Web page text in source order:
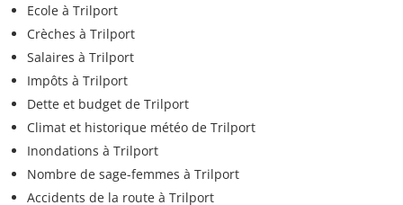
Ecole à Trilport
Crèches à Trilport
Salaires à Trilport
Impôts à Trilport
Dette et budget de Trilport
Climat et historique météo de Trilport
Inondations à Trilport
Nombre de sage-femmes à Trilport
Accidents de la route à Trilport